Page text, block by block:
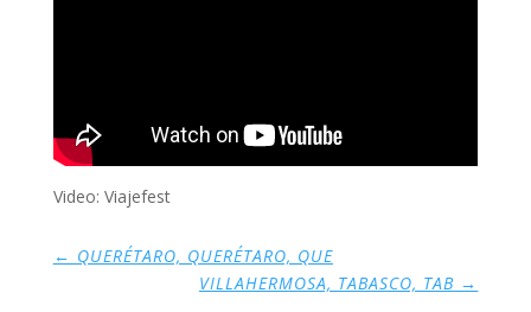
Video: Viajefest
← QUERÉTARO, QUERÉTARO, QUE
VILLAHERMOSA, TABASCO, TAB →